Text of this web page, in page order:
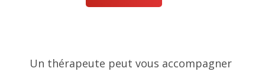
Un thérapeute peut vous accompagner